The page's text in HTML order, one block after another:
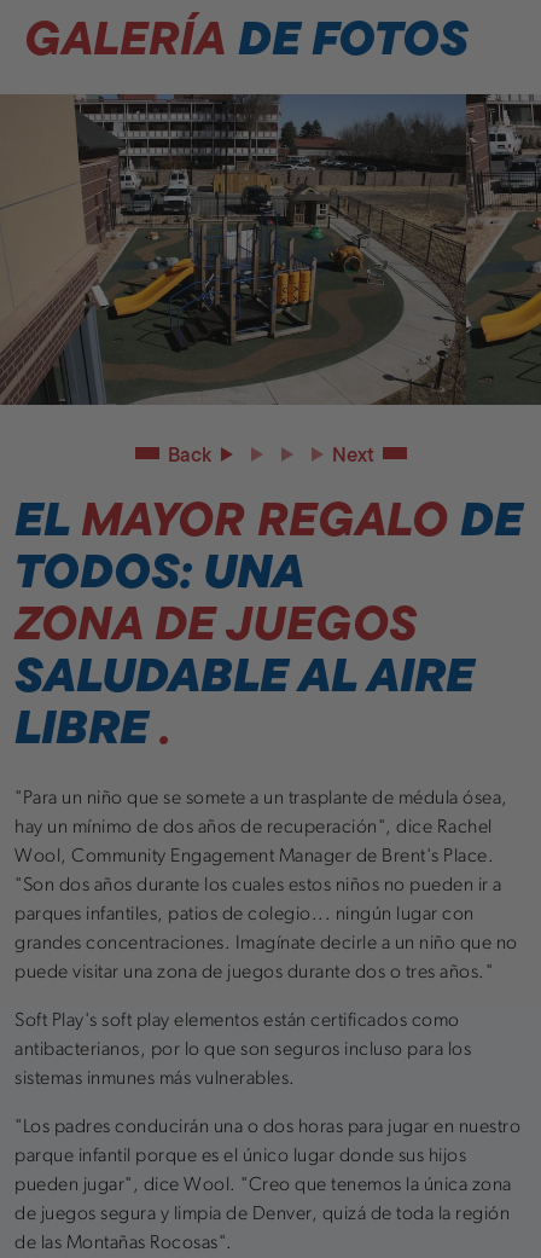
GALERÍADE FOTOS
Back Next
ELMAYOR REGALODE
TODOS: UNA
ZONA DE JUEGOS
SALUDABLE AL AIRE
LIBRE.
"Para un niño que se somete a un trasplante de médula ósea,
hay un mínimo de dos años de recuperación", dice Rachel
Wool, Community Engagement Manager de Brent's Place.
"Son dos años durante los cuales estos niños no pueden ir a
parques infantiles, patios de colegio... ningún lugar con
grandes concentraciones. Imagínate decirle a un niño que no
puede visitar una zona de juegos durante dos o tres años."
Soft Play's soft play elementos están certificados como
antibacterianos, por lo que son seguros incluso para los
sistemas inmunes más vulnerables.
"Los padres conducirán una o dos horas para jugar en nuestro
parque infantil porque es el único lugar donde sus hijos
pueden jugar", dice Wool. "Creo que tenemos la única zona
de juegos segura y limpia de Denver, quizá de toda la región
de las Montañas Rocosas".